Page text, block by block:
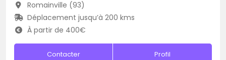
Romainville (93)
Déplacement jusqu’à 200 kms
À partir de 400€
Contacter Profil